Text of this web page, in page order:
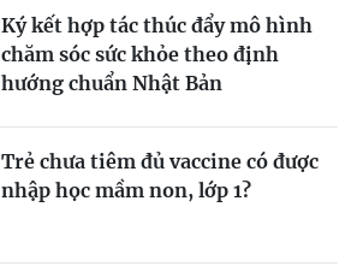
Ký kết hợp tác thúc đẩy mô hình
chăm sóc sức khỏe theo định
hướng chuẩn Nhật Bản
Trẻ chưa tiêm đủ vaccine có được
nhập học mầm non, lớp 1?